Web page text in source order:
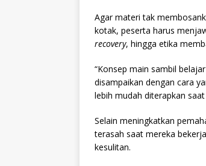
Agar materi tak
kotak, peserta harus
recovery, hingga etika
“Konsep main sambil
disampaikan dengan cara
lebih mudah diterapkan
Selain meningkatkan
terasah saat mereka
kesulitan.